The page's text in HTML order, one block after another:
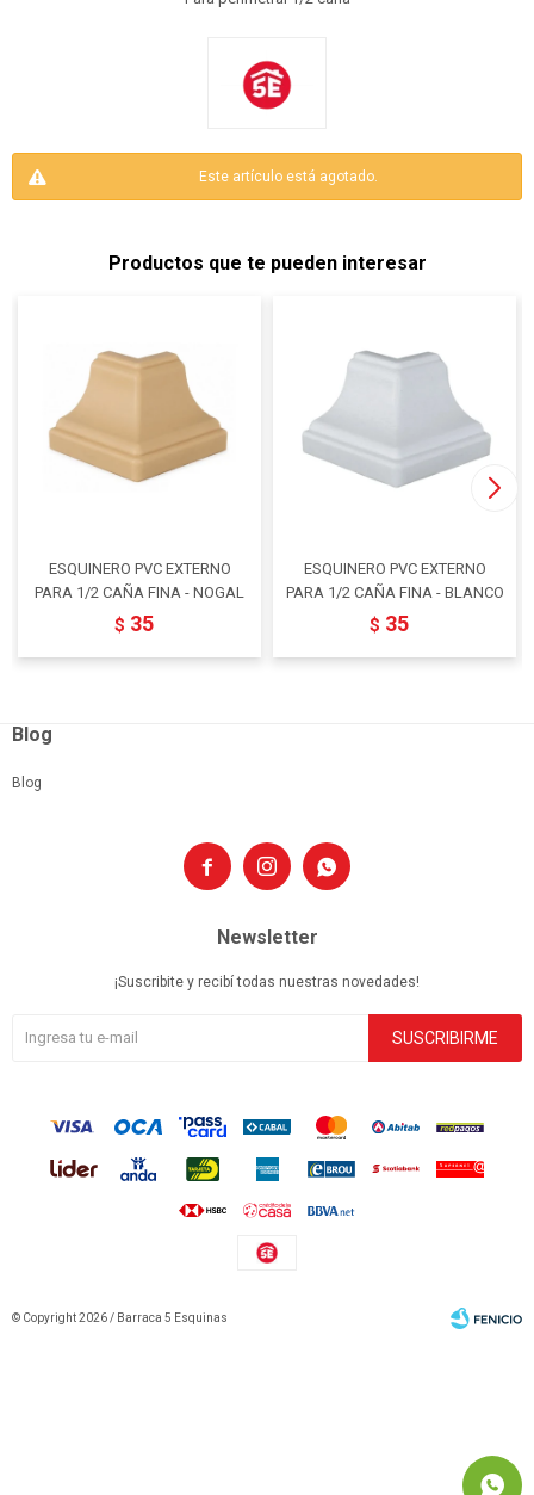
Este artículo está agotado.
Productos que te pueden interesar
ESQUINERO PVC EXTERNO
PARA 1/2 CAÑA FINA - NOGAL
$ 35
ESQUINERO PVC EXTERNO
PARA 1/2 CAÑA FINA - BLANCO
$ 35
  
Blog
Blog
Newsletter
¡Suscribite y recibí todas nuestras novedades!
SUSCRIBIRME
© Copyright 2026 / Barraca 5 Esquinas
Fenicio